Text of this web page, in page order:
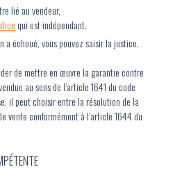
lié au vendeur,
qui est indépendant.
échoué, vous pouvez saisir la justice.
de mettre en œuvre la garantie contre
au sens de l’article 1641 du code
il peut choisir entre la résolution de la
vente conformément à l’article 1644 du